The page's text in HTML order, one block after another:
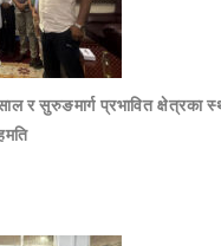
र सुरुङमार्ग प्रभावित क्षेत्रका